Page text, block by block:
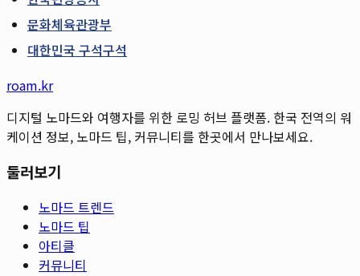
문화체육관광부
대한민국 구석구석
roam.kr
디지털 노마드와 여행자를 위한 로밍 허브 플랫폼. 한국 전역의 워
케이션 정보, 노마드 팁, 커뮤니티를 한곳에서 만나보세요.
둘러보기
노마드 트렌드
노마드 팁
아티클
커뮤니티